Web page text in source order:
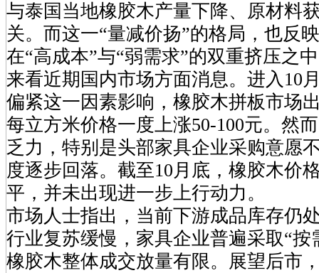
与泰国当地橡胶木产量下降、原材料
关。而这一“量减价扬”的格局，也反
在“高成本”与“弱需求”的双重挤压之
来看近期国内市场方面消息。进入10
偏紧这一因素影响，橡胶木拼板市场
每立方米价格一度上涨50-100元。然
乏力，特别是头部家具企业采购意愿
度逐步回落。截至10月底，橡胶木价
平，并未出现进一步上行动力。
市场人士指出，当前下游成品库存仍
行业复苏缓慢，家具企业普遍采取“按
橡胶木整体成交放量有限。展望后市